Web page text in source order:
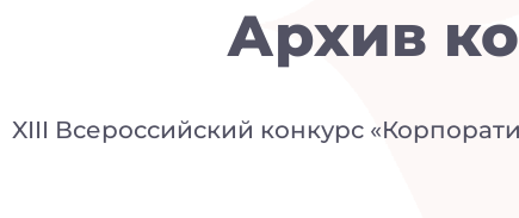
Архив
XIII Всероссийский конкурс